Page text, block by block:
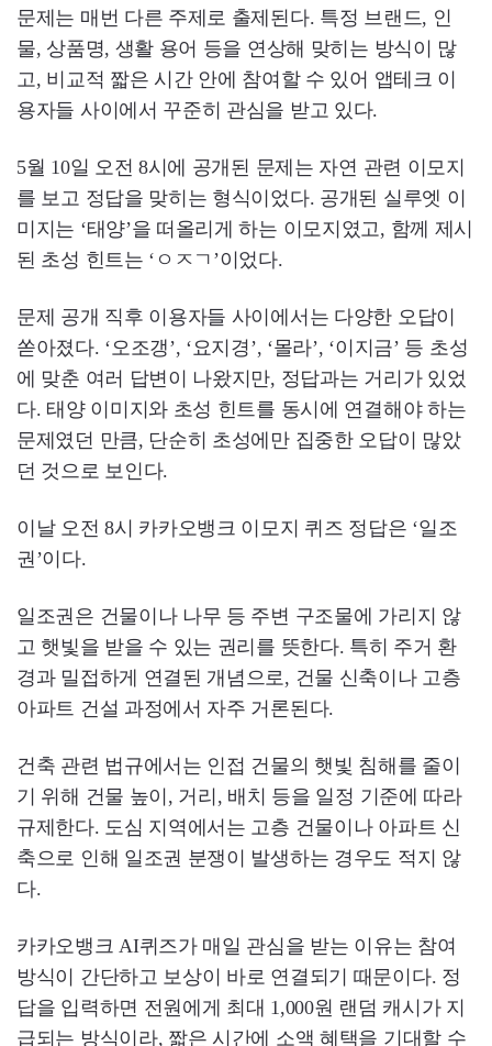
문제는 매번 다른 주제로 출제된다. 특정 브랜드, 인
물, 상품명, 생활 용어 등을 연상해 맞히는 방식이 많
고, 비교적 짧은 시간 안에 참여할 수 있어 앱테크 이
용자들 사이에서 꾸준히 관심을 받고 있다.
5월 10일 오전 8시에 공개된 문제는 자연 관련 이모지
를 보고 정답을 맞히는 형식이었다. 공개된 실루엣 이
미지는 ‘태양’을 떠올리게 하는 이모지였고, 함께 제시
된 초성 힌트는 ‘ㅇㅈㄱ’이었다.
문제 공개 직후 이용자들 사이에서는 다양한 오답이
쏟아졌다. ‘오조갱’, ‘요지경’, ‘몰라’, ‘이지금’ 등 초성
에 맞춘 여러 답변이 나왔지만, 정답과는 거리가 있었
다. 태양 이미지와 초성 힌트를 동시에 연결해야 하는
문제였던 만큼, 단순히 초성에만 집중한 오답이 많았
던 것으로 보인다.
이날 오전 8시 카카오뱅크 이모지 퀴즈 정답은 ‘일조
권’이다.
일조권은 건물이나 나무 등 주변 구조물에 가리지 않
고 햇빛을 받을 수 있는 권리를 뜻한다. 특히 주거 환
경과 밀접하게 연결된 개념으로, 건물 신축이나 고층
아파트 건설 과정에서 자주 거론된다.
건축 관련 법규에서는 인접 건물의 햇빛 침해를 줄이
기 위해 건물 높이, 거리, 배치 등을 일정 기준에 따라
규제한다. 도심 지역에서는 고층 건물이나 아파트 신
축으로 인해 일조권 분쟁이 발생하는 경우도 적지 않
다.
카카오뱅크 AI퀴즈가 매일 관심을 받는 이유는 참여
방식이 간단하고 보상이 바로 연결되기 때문이다. 정
답을 입력하면 전원에게 최대 1,000원 랜덤 캐시가 지
급되는 방식이라, 짧은 시간에 소액 혜택을 기대할 수